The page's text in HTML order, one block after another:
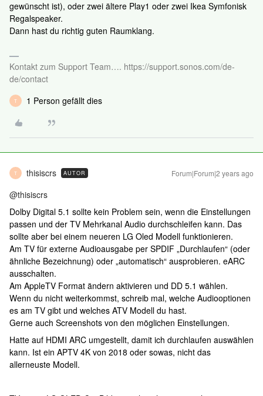
gewünscht ist), oder zwei ältere Play1 oder zwei Ikea Symfonisk
Regalspeaker.
Dann hast du richtig guten Raumklang.
Kontakt zum Support Team…. https://support.sonos.com/de-
de/contact
T 1 Person gefällt dies
T thisiscrs AUTOR Forum|Forum|2 years ago
@thisiscrs
Dolby Digital 5.1 sollte kein Problem sein, wenn die Einstellungen
passen und der TV Mehrkanal Audio durchschleifen kann. Das
sollte aber bei einem neueren LG Oled Modell funktionieren.
Am TV für externe Audioausgabe per SPDIF „Durchlaufen“ (oder
ähnliche Bezeichnung) oder „automatisch“ ausprobieren. eARC
ausschalten.
Am AppleTV Format ändern aktivieren und DD 5.1 wählen.
Wenn du nicht weiterkommst, schreib mal, welche Audiooptionen
es am TV gibt und welches ATV Modell du hast.
Gerne auch Screenshots von den möglichen Einstellungen.
Hatte auf HDMI ARC umgestellt, damit ich durchlaufen auswählen
kann. Ist ein APTV 4K von 2018 oder sowas, nicht das
allerneuste Modell.